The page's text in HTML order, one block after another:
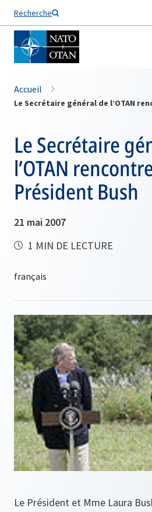
Recherche
Nom de famille*
Accueil
Le Secrétaire général de l’OTAN
Le Secrétaire
l’OTAN
Président Bush
21 mai 2007
1 MIN DE LECTURE
Le Président et Mme Laura